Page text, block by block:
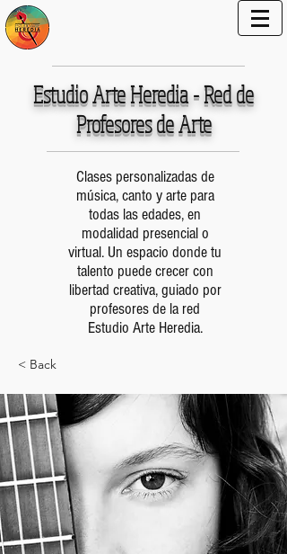
Estudio Arte Heredia - Red de
Profesores de Arte
Clases personalizadas de
música, canto y arte para
todas las edades, en
modalidad presencial o
virtual. Un espacio donde tu
talento puede crecer con
libertad creativa, guiado por
profesores de la red
Estudio Arte Heredia.
< Back